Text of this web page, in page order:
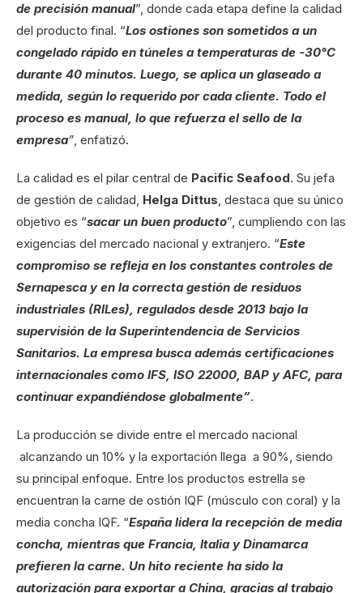
de precisión manual”, donde cada etapa define la calidad
del producto final. “Los ostiones son sometidos a un
congelado rápido en túneles a temperaturas de -30°C
durante 40 minutos. Luego, se aplica un glaseado a
medida, según lo requerido por cada cliente. Todo el
proceso es manual, lo que refuerza el sello de la
empresa”, enfatizó.
La calidad es el pilar central de Pacific Seafood. Su jefa
de gestión de calidad, Helga Dittus, destaca que su único
objetivo es “sacar un buen producto”, cumpliendo con las
exigencias del mercado nacional y extranjero. “Este
compromiso se refleja en los constantes controles de
Sernapesca y en la correcta gestión de residuos
industriales (RILes), regulados desde 2013 bajo la
supervisión de la Superintendencia de Servicios
Sanitarios. La empresa busca además certificaciones
internacionales como IFS, ISO 22000, BAP y AFC, para
continuar expandiéndose globalmente”.
La producción se divide entre el mercado nacional
alcanzando un 10% y la exportación llega a 90%, siendo
su principal enfoque. Entre los productos estrella se
encuentran la carne de ostión IQF (músculo con coral) y la
media concha IQF. “España lidera la recepción de media
concha, mientras que Francia, Italia y Dinamarca
prefieren la carne. Un hito reciente ha sido la
autorización para exportar a China, gracias al trabajo